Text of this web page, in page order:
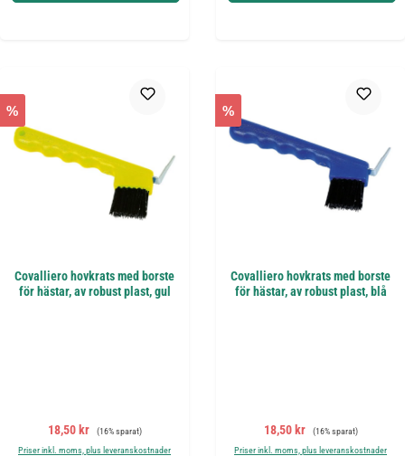
%
Covalliero hovkrats med borste
för hästar, av robust plast, gul
Försäljningspris:
18,50 kr Ordinarie pris:
(16% sparat)
Priser inkl. moms, plus leveranskostnader
%
Covalliero hovkrats med borste
för hästar, av robust plast, blå
Försäljningspris:
18,50 kr Ordinarie pris:
(16% sparat)
Priser inkl. moms, plus leveranskostnader